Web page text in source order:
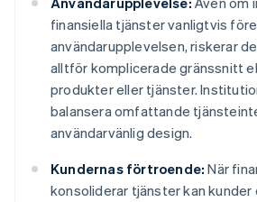
finansiella tjänster vanligtvis
användarupplevelsen, riskerar
alltför komplicerade gränssnitt
produkter eller tjänster.
balansera omfattande
användarvänlig design.
Kundernas förtroende: När
konsoliderar tjänster kan kunder